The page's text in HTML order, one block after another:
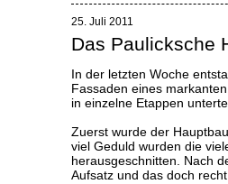
25. Juli 2011
Das Paulicksche
In der letzten Woche
Fassaden eines
in einzelne Etappen
Zuerst wurde der
viel Geduld wurden die
herausgeschnitten. Nach
Aufsatz und das doch